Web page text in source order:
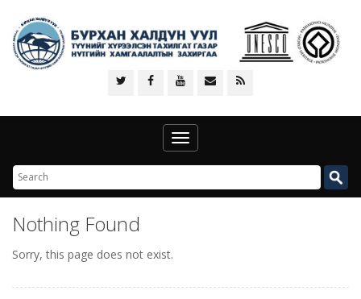
Toggle
navigation
Nothing Found
Sorry, this page does not exist.